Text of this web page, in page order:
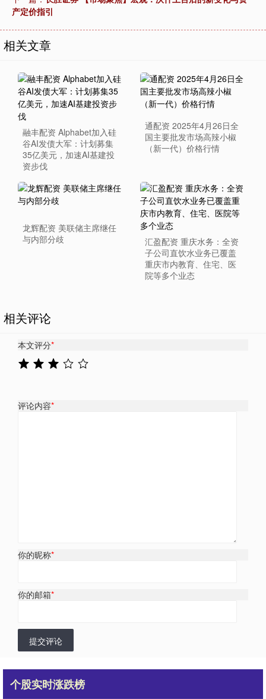
产定价指引
相关文章
融丰配资 Alphabet加入硅
谷AI发债大军：计划募集
35亿美元，加速AI基建投
资步伐
通配资 2025年4月26日全
国主要批发市场高辣小椒
（新一代）价格行情
龙辉配资 美联储主席继任
与内部分歧
汇盈配资 重庆水务：全资
子公司直饮水业务已覆盖
重庆市内教育、住宅、医
院等多个业态
相关评论
本文评分*
评论内容*
你的昵称*
你的邮箱*
提交评论
个股实时涨跌榜